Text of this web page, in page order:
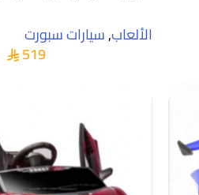
الألعاب,سيارات سبورت
519